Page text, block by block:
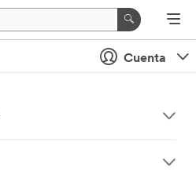
Cuenta